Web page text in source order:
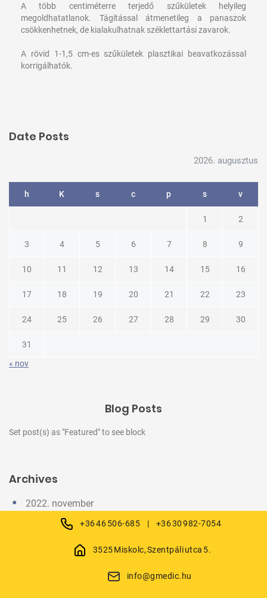
A több centiméterre terjedő szűkületek helyileg
megoldhatatlanok. Tágítással átmenetileg a panaszok
csökkenhetnek, de kialakulhatnak széklettartási zavarok.
A rövid 1-1,5 cm-es szűkületek plasztikai beavatkozással
korrigálhatók.
Date Posts
2026. augusztus
h K s c p s v
1 2
3 4 5 6 7 8 9
10 11 12 13 14 15 16
17 18 19 20 21 22 23
24 25 26 27 28 29 30
31
« nov
Blog Posts
Set post(s) as "Featured" to see block
Archives
2022. november
+36 46 506-685 | +36 30 982-7054
3525 Miskolc, Szentpáli utca 5.
info@gmedic.hu